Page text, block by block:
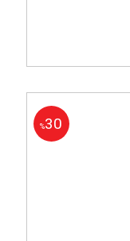
%30